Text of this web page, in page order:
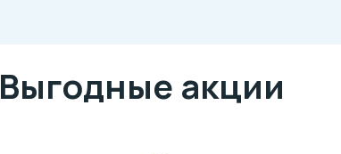
Выгодные акции